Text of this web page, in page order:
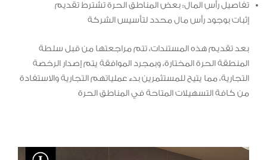
تفاصيل رأس المال: بعض المناطق الحرة تشترط تقديم
إثبات بوجود رأس مال محدد لتأسيس الشركة
بعد تقديم هذه المستندات، تتم مراجعتها من قبل سلطة
المنطقة الحرة المختارة، وبمجرد الموافقة يتم إصدار الرخصة
التجارية، مما يتيح للمستثمرين بدء عملياتهم التجارية والاستفادة
من كافة التسهيلات المتاحة في المناطق الحرة